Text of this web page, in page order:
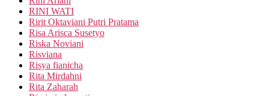
RINI WATI
Ririt Oktaviani Putri Pratama
Risa Arisca Susetyo
Riska Noviani
Risviana
Risya fianicha
Rita Mirdahni
Rita Zaharah